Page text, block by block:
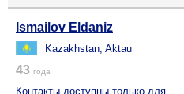
Ismailov Eldaniz
Kazakhstan, Aktau
43 года
Контакты доступны только для